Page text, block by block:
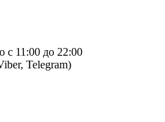
с 11:00 до 22:00
Telegram)